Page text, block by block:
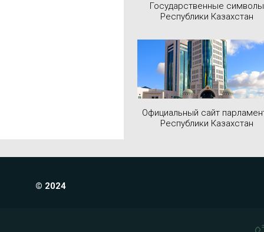
Государственные символы
Республики Казахстан
Официальный сайт
Республики Казахстан
© 2024